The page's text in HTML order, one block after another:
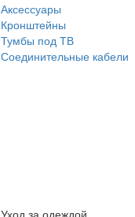
Аксессуары
Кронштейны
Тумбы под ТВ
Соединительные кабели
Уход за одеждой